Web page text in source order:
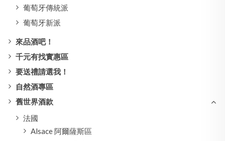
葡萄牙傳統派
葡萄牙新派
來品酒吧！
千元有找實惠區
要送禮請選我！
自然酒專區
舊世界酒款
法國
Alsace 阿爾薩斯區